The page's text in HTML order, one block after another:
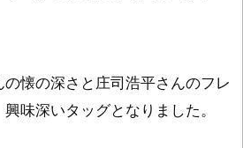
懐の深さと庄司浩平さんのフレ
味深いタッグとなりました。